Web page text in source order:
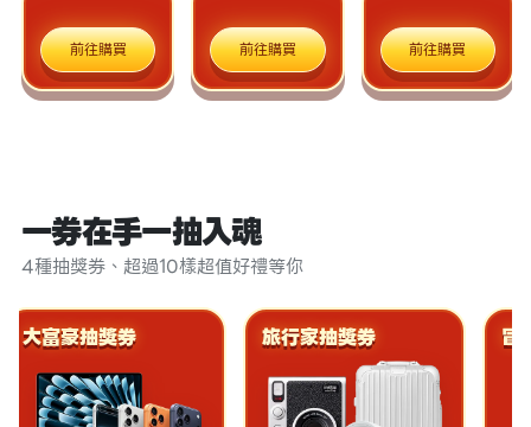
前往購買 前往購買 前往購買
一券在手一抽入魂
4種抽獎券、超過10樣超值好禮等你
大富豪抽獎券 旅行家抽獎券 冒